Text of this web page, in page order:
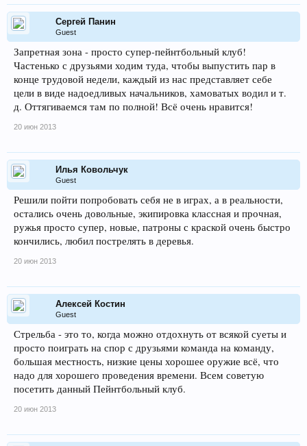
Сергей Панин
Guest
Запретная зона - просто супер-пейнтбольный клуб!
Частенько с друзьями ходим туда, чтобы выпустить пар в
конце трудовой недели, каждый из нас представляет себе
цели в виде надоедливых начальников, хамоватых водил и т.
д. Оттягиваемся там по полной! Всё очень нравится!
20 июн 2013
Илья Ковольчук
Guest
Решили пойти попробовать себя не в играх, а в реальности,
остались очень довольные, экипировка классная и прочная,
ружья просто супер, новые, патроны с краской очень быстро
кончились, любил пострелять в деревья.
20 июн 2013
Алексей Костин
Guest
Стрельба - это то, когда можно отдохнуть от всякой суеты и
просто поиграть на спор с друзьями команда на команду,
большая местность, низкие цены хорошее оружие всё, что
надо для хорошего проведения времени. Всем советую
посетить данный Пейнтбольный клуб.
20 июн 2013